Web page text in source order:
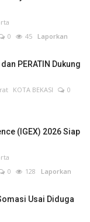
0 45 Laporkan
PERATIN Dukung
KOTA BEKASI
0
(IGEX) 2026 Siap
0 128 Laporkan
Usai Diduga